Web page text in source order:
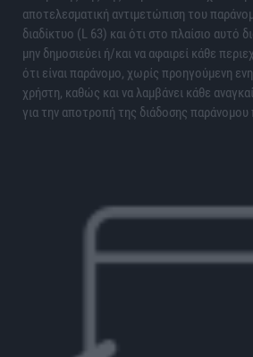
αποτελεσματική αντιμετώπιση του
διαδίκτυο (L 63) και ότι στο πλαίσιο αυτό
μην δημοσιεύει ή/και να αφαιρεί κάθε
ότι είναι παράνομο, χωρίς προηγούμενη
χρήστη, καθώς και να λαμβάνει κάθε
για την αποτροπή της διάδοσης παράνομου